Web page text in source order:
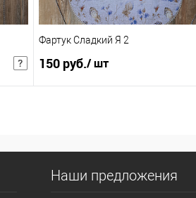
Фартук Сладкий Я 2
150 руб./ шт
Купить в 1 клик
В избранное
Наши предложения